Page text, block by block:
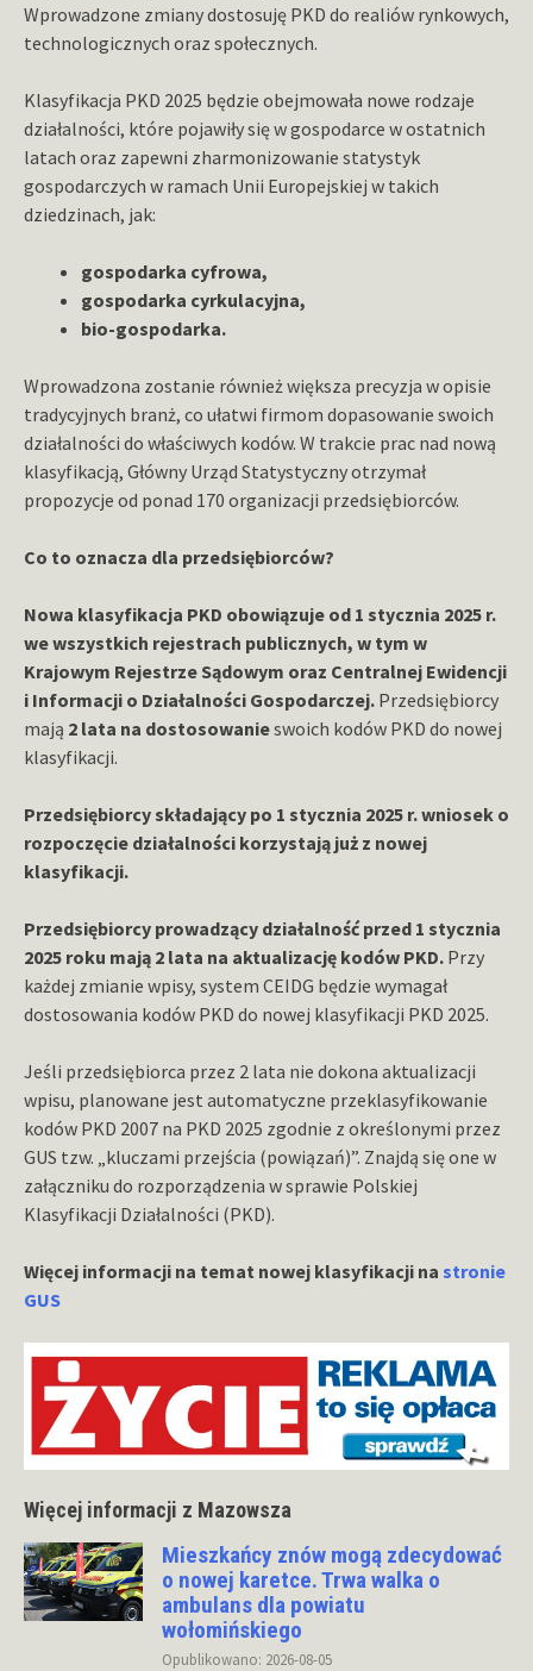
Wprowadzone zmiany dostosuję PKD do realiów rynkowych,
technologicznych oraz społecznych.
Klasyfikacja PKD 2025 będzie obejmowała nowe rodzaje
działalności, które pojawiły się w gospodarce w ostatnich
latach oraz zapewni zharmonizowanie statystyk
gospodarczych w ramach Unii Europejskiej w takich
dziedzinach, jak:
gospodarka cyfrowa,
gospodarka cyrkulacyjna,
bio-gospodarka.
Wprowadzona zostanie również większa precyzja w opisie
tradycyjnych branż, co ułatwi firmom dopasowanie swoich
działalności do właściwych kodów. W trakcie prac nad nową
klasyfikacją, Główny Urząd Statystyczny otrzymał
propozycje od ponad 170 organizacji przedsiębiorców.
Co to oznacza dla przedsiębiorców?
Nowa klasyfikacja PKD obowiązuje od 1 stycznia 2025 r.
we wszystkich rejestrach publicznych, w tym w
Krajowym Rejestrze Sądowym oraz Centralnej Ewidencji
i Informacji o Działalności Gospodarczej. Przedsiębiorcy
mają 2 lata na dostosowanieswoich kodów PKD do nowej
klasyfikacji.
Przedsiębiorcy składający po 1 stycznia 2025 r. wniosek o
rozpoczęcie działalności korzystają już z nowej
klasyfikacji.
Przedsiębiorcy prowadzący działalność przed 1 stycznia
2025 roku mają 2 lata na aktualizację kodów PKD. Przy
każdej zmianie wpisy, system CEIDG będzie wymagał
dostosowania kodów PKD do nowej klasyfikacji PKD 2025.
Jeśli przedsiębiorca przez 2 lata nie dokona aktualizacji
wpisu, planowane jest automatyczne przeklasyfikowanie
kodów PKD 2007 na PKD 2025 zgodnie z określonymi przez
GUS tzw. „kluczami przejścia (powiązań)”. Znajdą się one w
załączniku do rozporządzenia w sprawie Polskiej
Klasyfikacji Działalności (PKD).
Więcej informacji na temat nowej klasyfikacji na stronie
GUS
Więcej informacji z Mazowsza
Mieszkańcy znów mogą zdecydować
o nowej karetce. Trwa walka o
ambulans dla powiatu
wołomińskiego
Opublikowano: 2026-08-05